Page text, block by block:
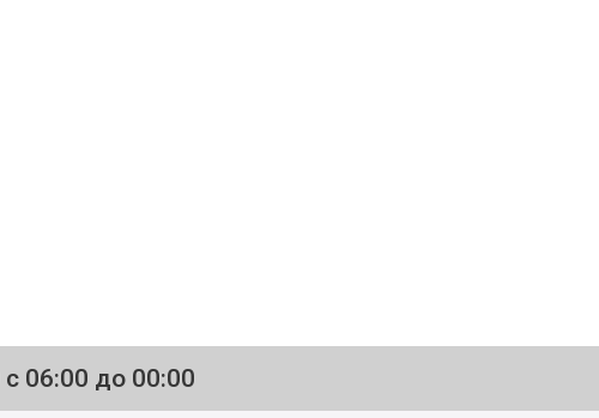
с 06:00 до 00:00